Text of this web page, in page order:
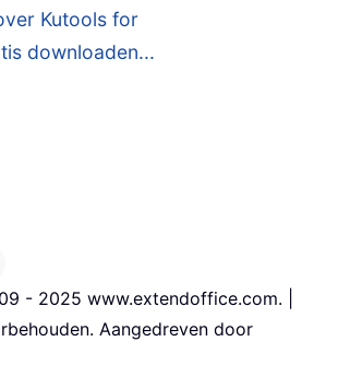
Kutools for
downloaden...
- 2025 www.extendoffice.com. |
Aangedreven door